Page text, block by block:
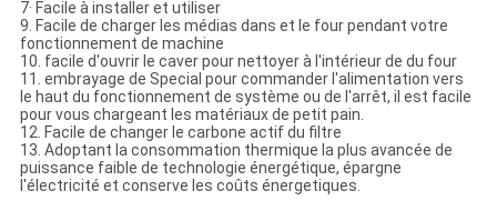
7· Facile à installer et utiliser
9. Facile de charger les médias dans et le four pendant votre
fonctionnement de machine
10. facile d'ouvrir le caver pour nettoyer à l'intérieur de du four
11. embrayage de Special pour commander l'alimentation vers
le haut du fonctionnement de système ou de l'arrêt, il est facile
pour vous chargeant les matériaux de petit pain.
12. Facile de changer le carbone actif du filtre
13. Adoptant la consommation thermique la plus avancée de
puissance faible de technologie énergétique, épargne
l'électricité et conserve les coûts énergetiques.